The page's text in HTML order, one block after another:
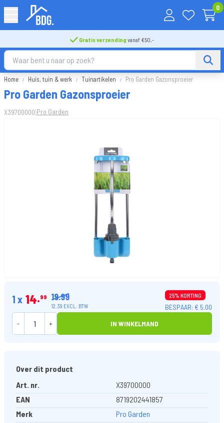
0
Gratis verzending vanaf €50,-
Home Huis, tuin & werk Tuinartikelen Pro Garden Gazonsproeier
Pro Garden Gazonsproeier
X39700000|Pro Garden
1 x 14 99 19.99
12.39 EXCL. BTW
25% KORTING
BESPAAR: € 5.00
-
+ IN WINKELMAND
Over dit product
Art. nr.
X39700000
EAN
8719202441857
Merk
Pro Garden